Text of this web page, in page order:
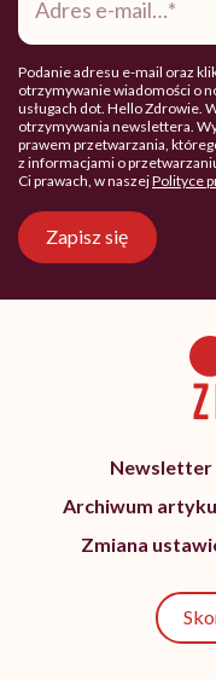
mail*
Podanie adresu e-mail oraz
otrzymywanie wiadomości o
usługach dot. Hello Zdrowie.
otrzymywania newslettera.
prawem przetwarzania,
z informacjami o
Ci prawach, w naszejPolityce
Zapisz się
Newsletter
Archiwum
Zmiana